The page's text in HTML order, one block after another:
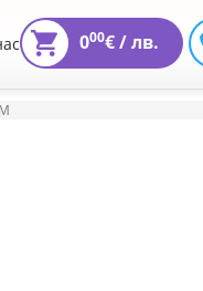
000€ /лв.